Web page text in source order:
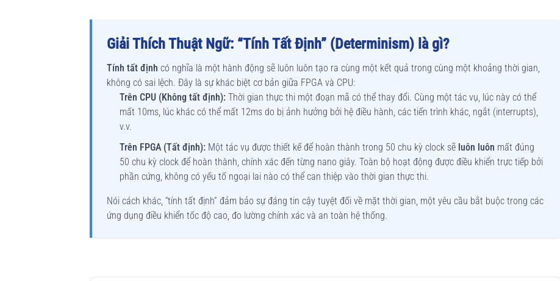
Giải Thích Thuật Ngữ: “Tính Tất Định” (Determinism) là gì?
Tính tất định có nghĩa là một hành động sẽ luôn luôn tạo ra cùng một kết quả trong cùng một khoảng thời gian,
không có sai lệch. Đây là sự khác biệt cơ bản giữa FPGA và CPU:
Trên CPU (Không tất định): Thời gian thực thi một đoạn mã có thể thay đổi. Cùng một tác vụ, lúc này có thể
mất 10ms, lúc khác có thể mất 12ms do bị ảnh hưởng bởi hệ điều hành, các tiến trình khác, ngắt (interrupts),
v.v.
Trên FPGA (Tất định): Một tác vụ được thiết kế để hoàn thành trong 50 chu kỳ clock sẽ luôn luôn mất đúng
50 chu kỳ clock để hoàn thành, chính xác đến từng nano giây. Toàn bộ hoạt động được điều khiển trực tiếp bởi
phần cứng, không có yếu tố ngoại lai nào có thể can thiệp vào thời gian thực thi.
Nói cách khác, “tính tất định” đảm bảo sự đáng tin cậy tuyệt đối về mặt thời gian, một yêu cầu bắt buộc trong các
ứng dụng điều khiển tốc độ cao, đo lường chính xác và an toàn hệ thống.